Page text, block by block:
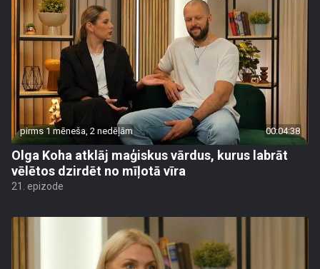
pirms 1 mēneša, 2 nedēļām 00:04:38
Olga Koha atklāj maģiskus vārdus, kurus labrāt
vēlētos dzirdēt no mīļotā vīra
21. epizode